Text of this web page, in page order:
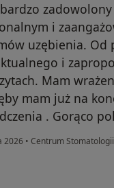
i
uzębienia. Od
i
Mam
mam już na
. Gorąco
2026 • Centrum